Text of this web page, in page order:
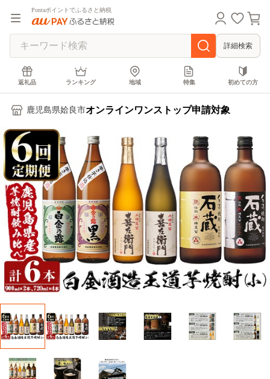
Pontaポイントでふるさと納税
詳細検索
返礼品 ランキング 地域 特集 初めての方
鹿児島県姶良市オンラインワンストップ申請対象